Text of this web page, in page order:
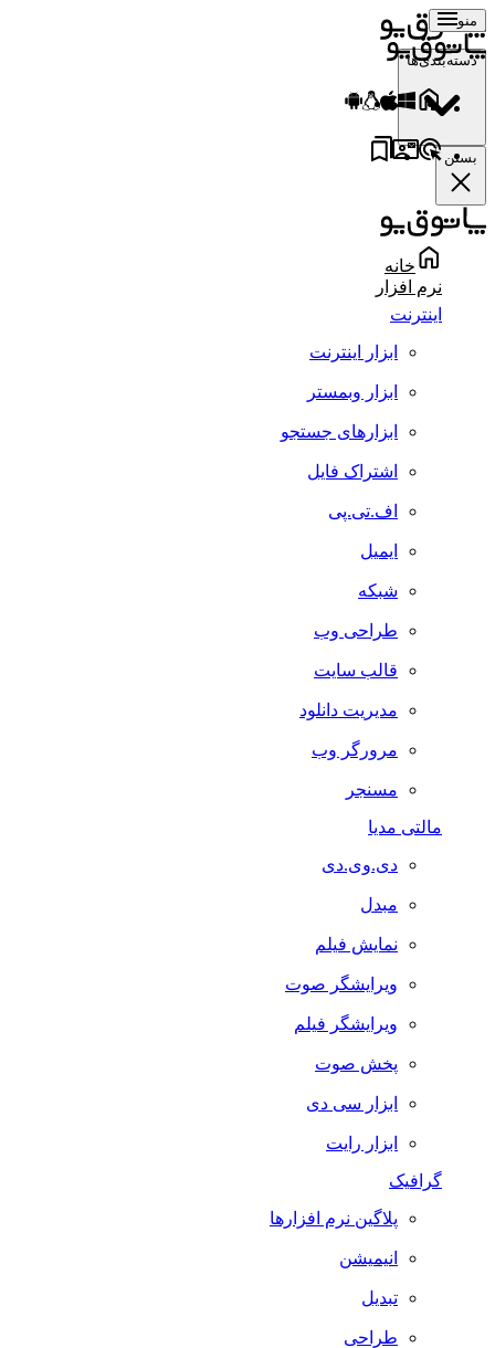
منو
دسته‌بندی‌ها
بستن
خانه
نرم افزار
اینترنت
ابزار اینترنت
ابزار وبمستر
ابزارهای جستجو
اشتراک فایل
اف.تی.پی
ایمیل
شبکه
طراحی وب
قالب سایت
مدیریت دانلود
مرورگر وب
مسنجر
مالتی مدیا
دی.وی.دی
مبدل
نمایش فیلم
ویرایشگر صوت
ویرایشگر فیلم
پخش صوت
ابزار سی دی
ابزار رایت
گرافیک
پلاگین نرم افزارها
انیمیشن
تبدیل
طراحی